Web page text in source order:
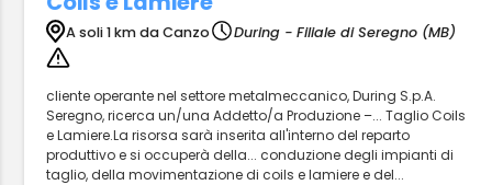
A soli 1 km da Canzo During - Filiale di Seregno (MB)
cliente operante nel settore metalmeccanico, During S.p.A.
Seregno, ricerca un/una Addetto/a Produzione –... Taglio Coils
e Lamiere.La risorsa sarà inserita all'interno del reparto
produttivo e si occuperà della... conduzione degli impianti di
taglio, della movimentazione di coils e lamiere e del...